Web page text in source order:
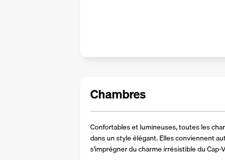
Chambres
Confortables et lumineuses, toutes les
dans un style élégant. Elles conviennent
s'imprégner du charme irrésistible du Cap-